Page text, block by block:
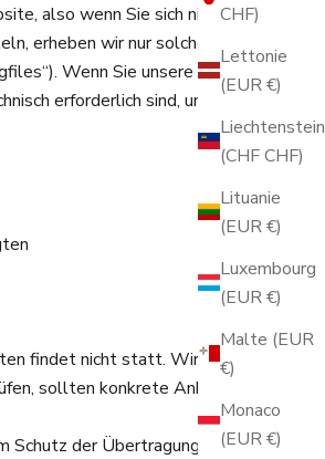
CHF)
Lettonie
(EUR €)
Liechtenstein
(CHF CHF)
Lituanie
(EUR €)
Luxembourg
(EUR €)
Malte (EUR
€)
Monaco
(EUR €)
also wenn Sie sich nicht
erheben wir nur solche Daten, die Ihr
Wenn Sie unsere Website
erforderlich sind, um Ihnen die
findet nicht statt. Wir behalten uns
sollten konkrete Anhaltspunkte
Schutz der Übertragung